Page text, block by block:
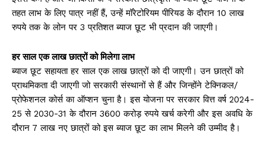
तहत लाभ के लिए पात्र नहीं हैं, उन्हें मॉरेटोरियम पीरियड के दौरान 10 लाख
रुपये तक के लोन पर 3 प्रतिशत ब्याज छूट भी प्रदान की जाएगी।
हर साल एक लाख छात्रों को मिलेगा लाभ
ब्याज छूट सहायता हर साल एक लाख छात्रों को दी जाएगी। उन छात्रों को
प्राथमिकता दी जाएगी जो सरकारी संस्थानों से हैं और जिन्होंने टेक्निकल/
प्रोफेशनल कोर्स का ऑप्शन चुना है। इस योजना पर सरकार वित्त वर्ष 2024-
25 से 2030-31 के दौरान 3600 करोड़ रुपये खर्च करेगी और इस अवधि के
दौरान 7 लाख नए छात्रों को इस ब्याज छूट का लाभ मिलने की उम्मीद है।